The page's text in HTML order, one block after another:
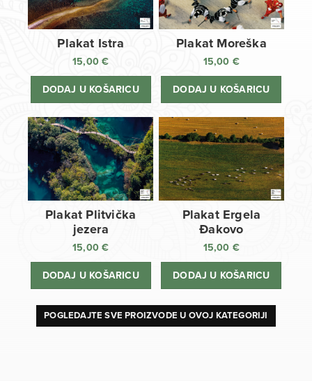
Plakat Istra
15,00€
DODAJ U KOŠARICU
Plakat Moreška
15,00 €
DODAJ U KOŠARICU
Plakat Plitvička
jezera
15,00€
DODAJ U KOŠARICU
Plakat Ergela
Đakovo
15,00 €
DODAJ U KOŠARICU
POGLEDAJTE SVE PROIZVODE U OVOJ KATEGORIJI